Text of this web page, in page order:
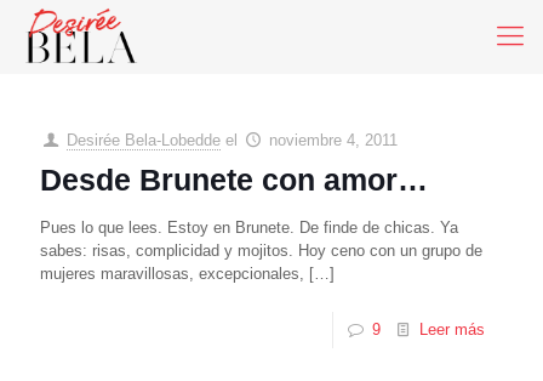
Desirée Bela-Lobedde el noviembre 4, 2011
Desde Brunete con amor…
Pues lo que lees. Estoy en Brunete. De finde de chicas. Ya
sabes: risas, complicidad y mojitos. Hoy ceno con un grupo de
mujeres maravillosas, excepcionales, […]
9 Leer más